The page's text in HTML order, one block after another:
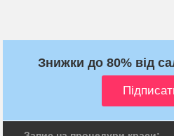
Знижки до 80% від